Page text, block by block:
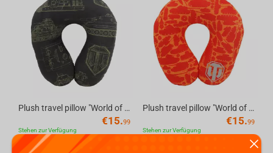
Plush travel pillow "World of Tanks" Black logos, 36 cm
€15.99
Stehen zur Verfügung
Plush travel pillow "World of Tanks" Red pattern, 36 cm
€15.99
Stehen zur Verfügung